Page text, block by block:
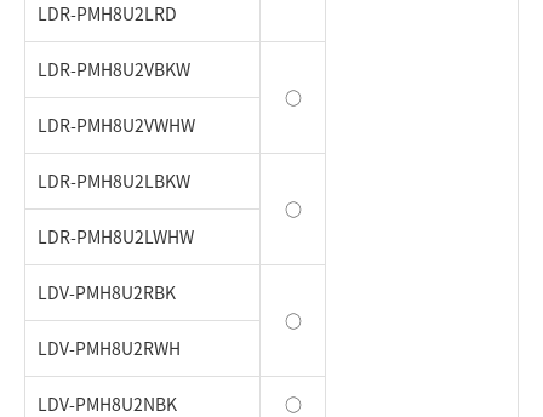
LDR-PMH8U2LRD
LDR-PMH8U2VBKW
○
LDR-PMH8U2VWHW
LDR-PMH8U2LBKW
○
LDR-PMH8U2LWHW
LDV-PMH8U2RBK
○
LDV-PMH8U2RWH
LDV-PMH8U2NBK ○